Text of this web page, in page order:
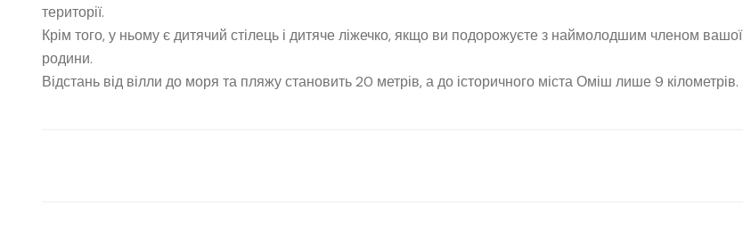
території.
Крім того, у ньому є дитячий стілець і дитяче ліжечко, якщо ви подорожуєте з наймолодшим членом вашої
родини.
Відстань від вілли до моря та пляжу становить 20 метрів, а до історичного міста Оміш лише 9 кілометрів.